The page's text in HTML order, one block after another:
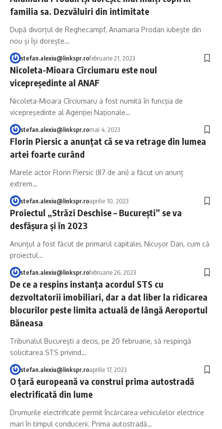
familia sa. Dezvăluiri din intimitate
După divorțul de Reghecampf, Anamaria Prodan iubește din
nou și își dorește…
stefan.alexiu@linkspr.rofebruarie 21, 2023
Nicoleta-Mioara Cîrciumaru este noul
vicepreşedinte al ANAF
Nicoleta-Mioara Cîrciumaru a fost numită în funcţia de
vicepreşedinte al Agenţiei Naţionale…
stefan.alexiu@linkspr.romai 4, 2023
Florin Piersic a anunțat că se va retrage din lumea
artei foarte curând
Marele actor Florin Piersic (87 de ani) a făcut un anunț
extrem…
stefan.alexiu@linkspr.roaprilie 10, 2023
Proiectul „Străzi Deschise – București” se va
desfășura și în 2023
Anunțul a fost făcut de primarul capitalei, Nicușor Dan, cum că
proiectul…
stefan.alexiu@linkspr.rofebruarie 26, 2023
De ce a respins instanța acordul STS cu
dezvoltatorii imobiliari, dar a dat liber la ridicarea
blocurilor peste limita actuală de lângă Aeroportul
Băneasa
Tribunalul București a decis, pe 20 februarie, să respingă
solicitarea STS privind…
stefan.alexiu@linkspr.roaprilie 17, 2023
O țară europeană va construi prima autostradă
electrificată din lume
Drumurile electrificate permit încărcarea vehiculelor electrice
mari în timpul conducerii. Prima autostradă…